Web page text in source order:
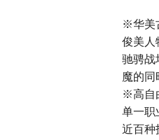
※华美
俊美人
驰骋战
魔的同
※高自
单一职
近百种